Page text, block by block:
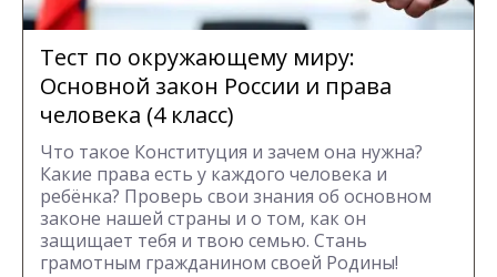
Тест по окружающему миру:
Основной закон России и права
человека (4 класс)
Что такое Конституция и зачем она нужна?
Какие права есть у каждого человека и
ребёнка? Проверь свои знания об основном
законе нашей страны и о том, как он
защищает тебя и твою семью. Стань
грамотным гражданином своей Родины!